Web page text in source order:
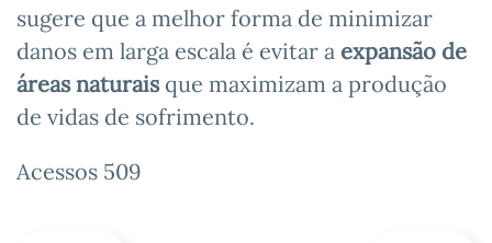
sugere que a melhor forma de minimizar
danos em larga escala é evitar a expansão de
áreas naturaisque maximizam a produção
de vidas de sofrimento.
Acessos 509